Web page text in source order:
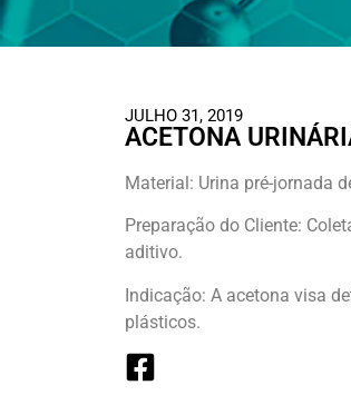
JULHO 31, 2019
ACETONA
Material: Urina pré-jornada
Preparação do Cliente:
aditivo.
Indicação: A acetona visa
plásticos.